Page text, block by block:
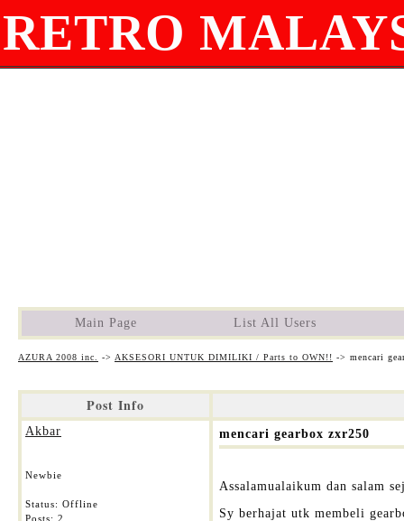
RETRO
Main Page List All Users
AZURA 2008 inc. -> AKSESORI UNTUK DIMILIKI / Parts to OWN!! -> mencari
Post Info
Akbar
Newbie
Status: Offline
Posts: 2
mencari gearbox zxr250
Assalamualaikum dan salam
Sy berhajat utk membeli